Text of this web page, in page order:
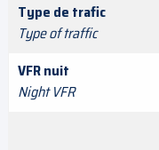
Type de trafic
Type of traffic
VFR nuit
Night VFR